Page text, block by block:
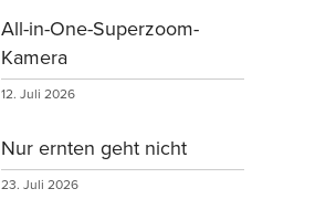
All-in-One-Superzoom-
Kamera
12. Juli 2026
Nur ernten geht nicht
23. Juli 2026